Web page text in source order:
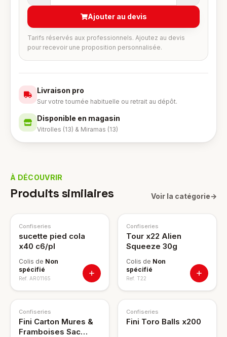
Ajouter au devis
Tarifs réservés aux professionnels. Ajoutez au devis
pour recevoir une proposition personnalisée.
Livraison pro
Sur votre tournée habituelle ou retrait au dépôt.
Disponible en magasin
Vitrolles (13) & Miramas (13)
À DÉCOUVRIR
Produits similaires Voir la catégorie→
Confiseries
sucette pied cola
x40 c6/pl
Colis de Non
spécifié
Ref. AR01165
Confiseries
Tour x22 Alien
Squeeze 30g
Colis de Non
spécifié
Ref. T22
Confiseries
Fini Carton Mures &
Framboises Sac
Confiseries
Fini Toro Balls x200